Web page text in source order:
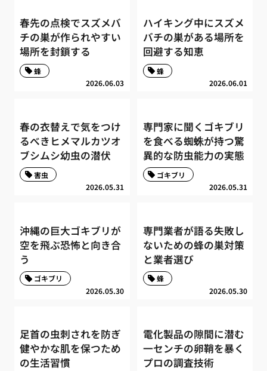
春先の点検でスズメバ
チの巣が作られやすい
場所を封鎖する
2026.06.03
蜂
ハイキング中にスズメ
バチの巣がある場所を
回避する知恵
2026.06.01
蜂
春の衣替えで気をつけ
るべきヒメマルカツオ
ブシムシ幼虫の潜伏
2026.05.31
害虫
専門家に聞くゴキブリ
を食べる蜘蛛が持つ驚
異的な防虫能力の実態
2026.05.31
ゴキブリ
沖縄の巨大ゴキブリが
空を飛ぶ恐怖と向き合
う
2026.05.30
ゴキブリ
専門業者が語る失敗し
ないための蜂の巣対策
と業者選び
2026.05.30
蜂
足首の虫刺されを防ぎ
健やかな肌を保つため
の生活習慣
電化製品の隙間に潜む
一センチの卵鞘を暴く
プロの調査技術